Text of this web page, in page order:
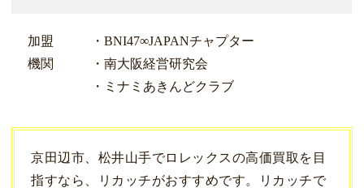
加盟
機関
・BNI47∞JAPANチャプター
・南大阪経営研究会
・ミナミあきんどクラブ
京田辺市、松井山手でロレックスの高価買取を目
指すなら、リカッチがおすすめです。リカッチで